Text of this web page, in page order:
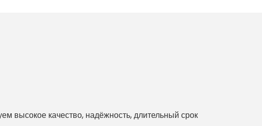
высокое качество, надёжность, длительный срок